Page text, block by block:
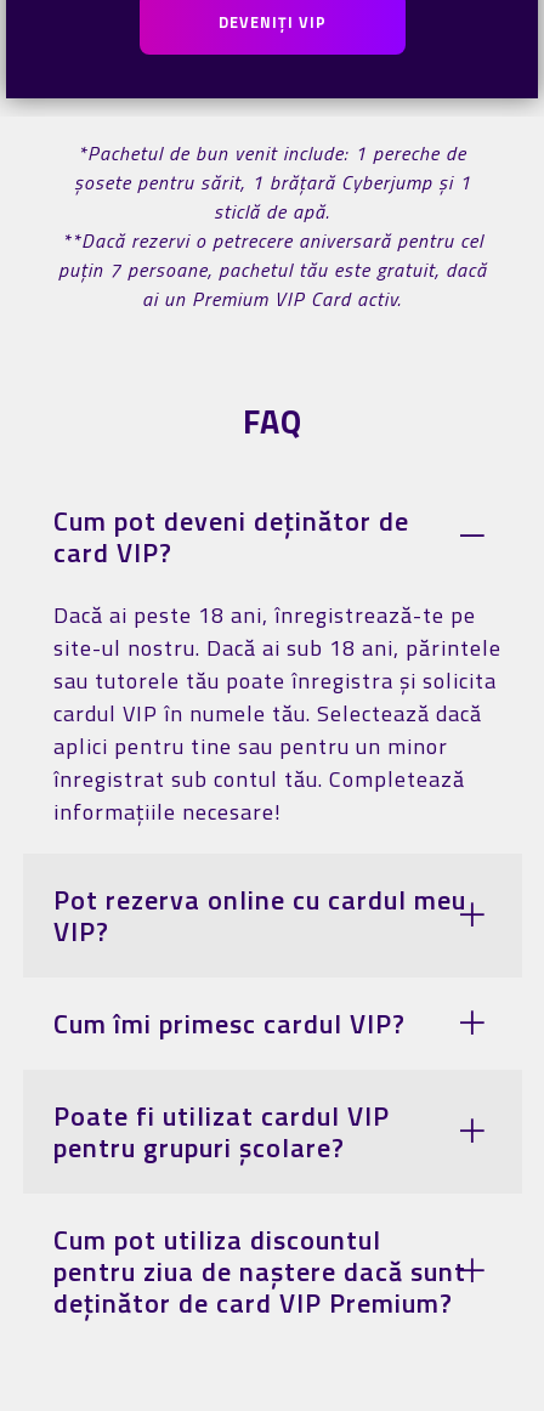
DEVENIȚI VIP
*Pachetul de bun venit include: 1 pereche de
șosete pentru sărit, 1 brățară Cyberjump și 1
sticlă de apă.
**Dacă rezervi o petrecere aniversară pentru cel
puțin 7 persoane, pachetul tău este gratuit, dacă
ai un Premium VIP Card activ.
FAQ
Cum pot deveni deținător de
card VIP?
Dacă ai peste 18 ani, înregistrează-te pe
site-ul nostru. Dacă ai sub 18 ani, părintele
sau tutorele tău poate înregistra și solicita
cardul VIP în numele tău. Selectează dacă
aplici pentru tine sau pentru un minor
înregistrat sub contul tău. Completează
informațiile necesare!
Pot rezerva online cu cardul meu
VIP?
Cum îmi primesc cardul VIP?
Poate fi utilizat cardul VIP
pentru grupuri școlare?
Cum pot utiliza discountul
pentru ziua de naștere dacă sunt
deținător de card VIP Premium?